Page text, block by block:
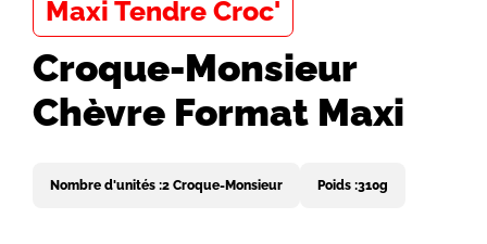
Maxi Tendre Croc'
Croque-Monsieur
Chèvre Format Maxi
Nombre d'unités :2 Croque-Monsieur Poids :310g